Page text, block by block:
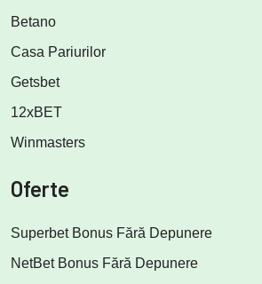
Betano
Casa Pariurilor
Getsbet
12xBET
Winmasters
Oferte
Superbet Bonus Fără Depunere
NetBet Bonus Fără Depunere